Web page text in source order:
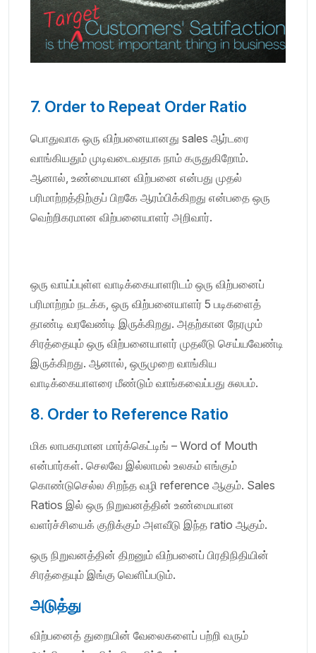
7. Order to Repeat Order Ratio
பொதுவாக ஒரு விற்பனையானது sales ஆர்டரை
வாங்கியதும் முடிவடைவதாக நாம் கருதுகிறோம்.
ஆனால், உண்மையான விற்பனை என்பது முதல்
பரிமாற்றத்திற்குப் பிறகே ஆரம்பிக்கிறது என்பதை ஒரு
வெற்றிகரமான விற்பனையாளர் அறிவார்.
ஒரு வாய்ப்புள்ள வாடிக்கையாளரிடம் ஒரு விற்பனைப்
பரிமாற்றம் நடக்க, ஒரு விற்பனையாளர் 5 படிகளைத்
தாண்டி வரவேண்டி இருக்கிறது. அதற்கான நேரமும்
சிரத்தையும் ஒரு விற்பனையாளர் முதலீடு செய்யவேண்டி
இருக்கிறது. ஆனால், ஒருமுறை வாங்கிய
வாடிக்கையாளரை மீண்டும் வாங்கவைப்பது சுலபம்.
8. Order to Reference Ratio
மிக லாபகரமான மார்க்கெட்டிங் – Word of Mouth
என்பார்கள். செலவே இல்லாமல் உலகம் எங்கும்
கொண்டுசெல்ல சிறந்த வழி reference ஆகும். Sales
Ratios இல் ஒரு நிறுவனத்தின் உண்மையான
வளர்ச்சியைக் குறிக்கும் அளவீடு இந்த ratio ஆகும்.
ஒரு நிறுவனத்தின் திறனும் விற்பனைப் பிரதிநிதியின்
சிரத்தையும் இங்கு வெளிப்படும்.
அடுத்து
விற்பனைத் துறையின் வேலைகளைப் பற்றி வரும்